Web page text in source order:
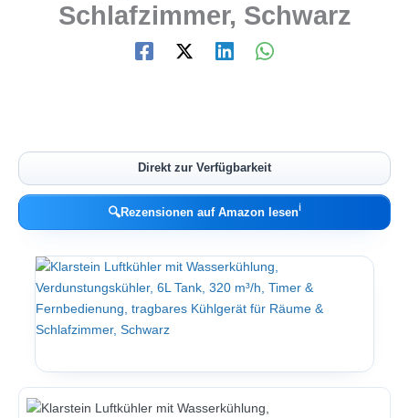
Schlafzimmer, Schwarz
Direkt zur Verfügbarkeit
🔍Rezensionen auf Amazon lesenℹ︎